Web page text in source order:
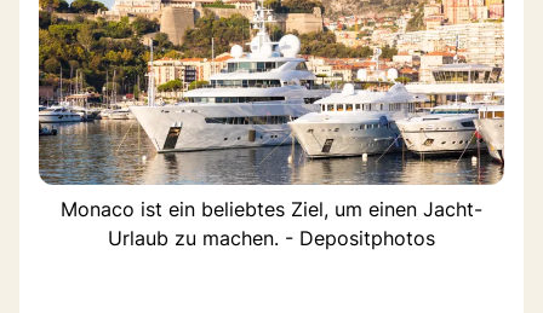
Monaco ist ein beliebtes Ziel, um einen Jacht-
Urlaub zu machen. - Depositphotos